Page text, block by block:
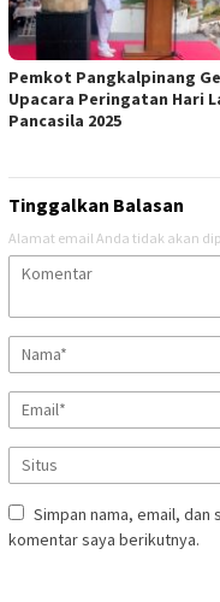
Pemkot Pangkalpinang
Upacara Peringatan Hari
Pancasila 2025
Tinggalkan Balasan
Alamat email Anda tidak akan
Simpan nama, email,
komentar saya berikutnya.